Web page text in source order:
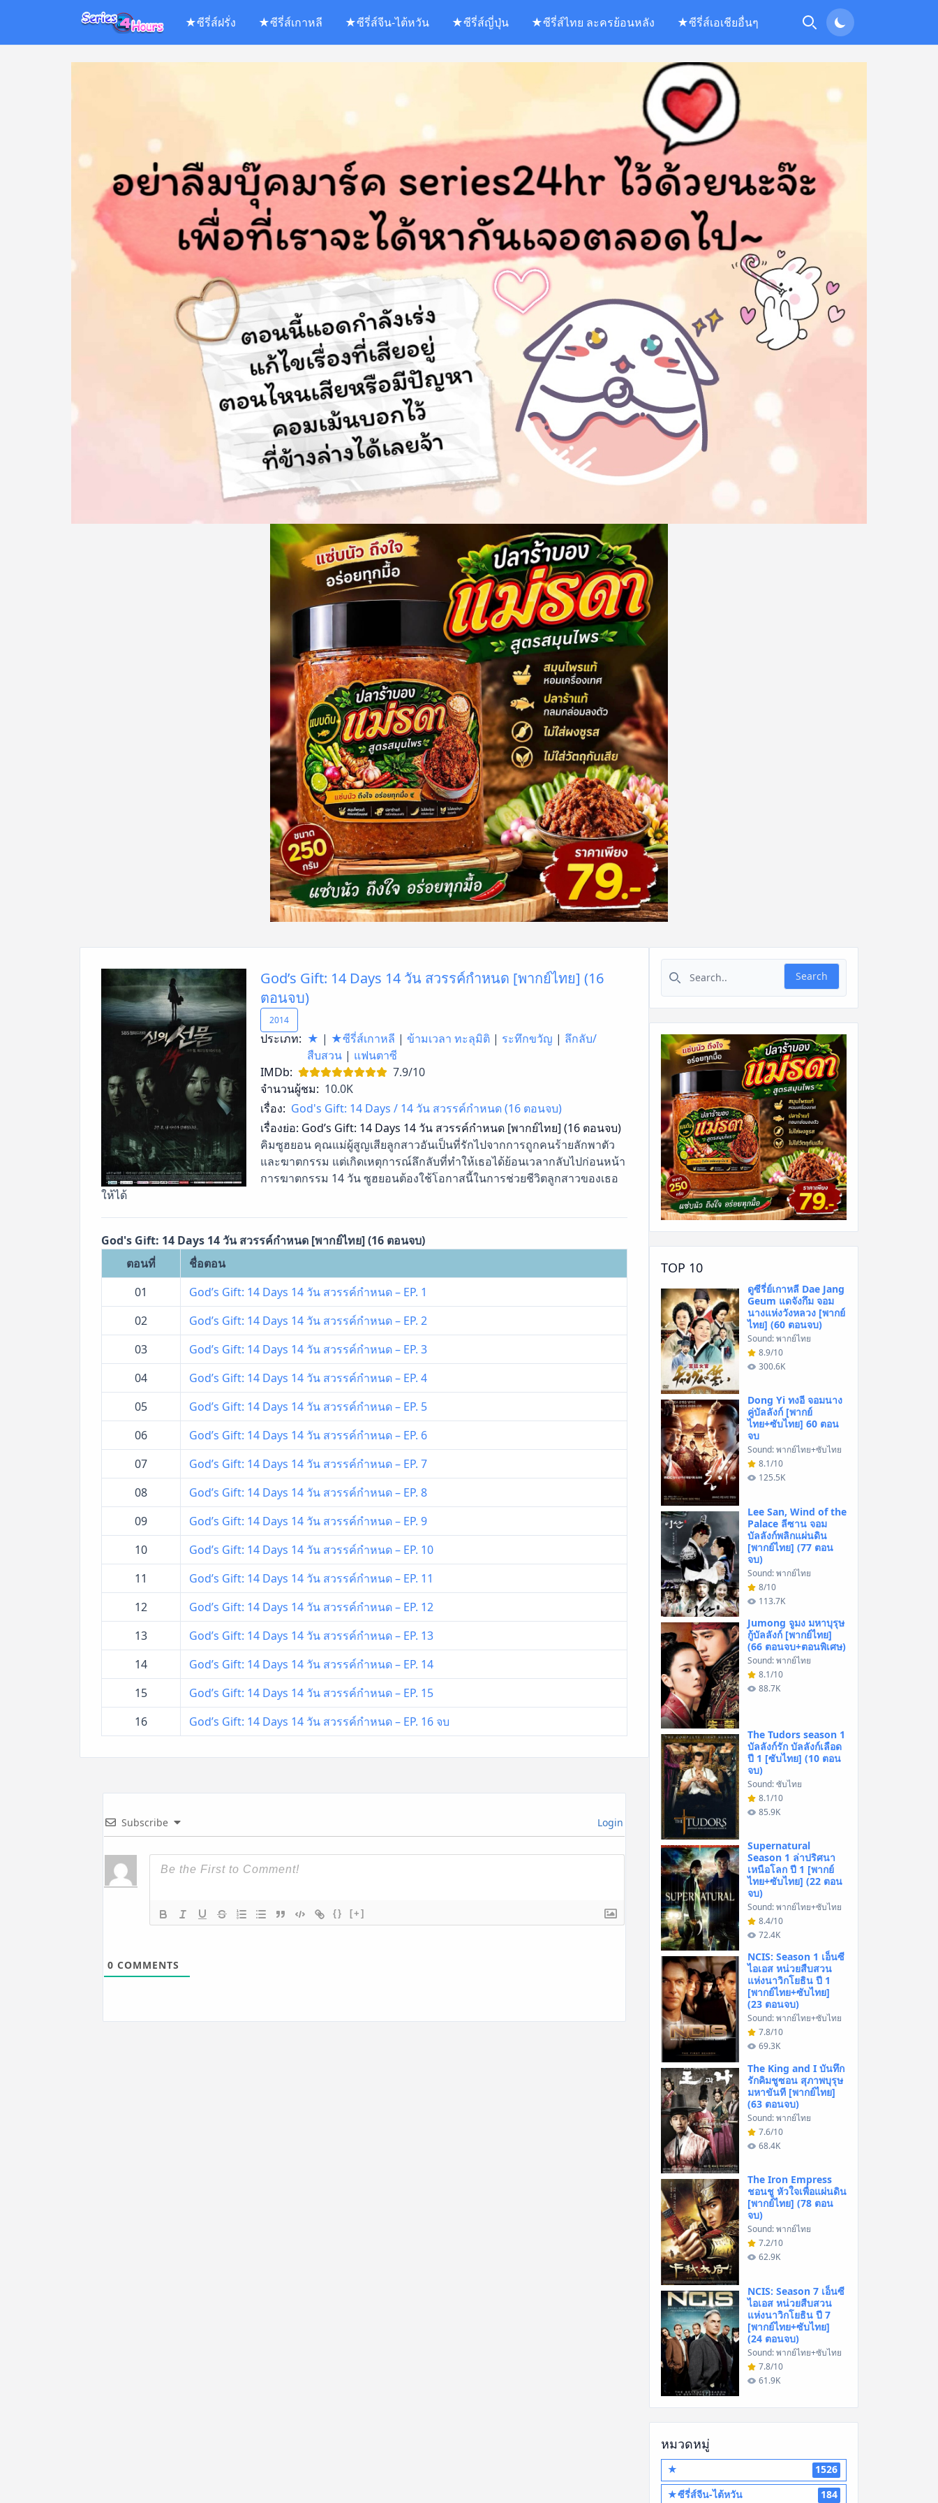
content
Search
★ซีรี่ส์ฝรั่ง ★ซีรี่ส์เกาหลี ★ซีรี่ส์จีน-ไต้หวัน ★ซีรี่ส์ญี่ปุ่น ★ซีรี่ส์ไทย ละครย้อนหลัง ★ซีรี่ส์เอเชียอื่นๆ
God’s Gift: 14 Days 14 วัน สวรรค์กำหนด [พากย์ไทย] (16
ตอนจบ)
2014
ประเภท: ★ | ★ซีรี่ส์เกาหลี | ข้ามเวลา ทะลุมิติ | ระทึกขวัญ | ลึกลับ/
สืบสวน | แฟนตาซี
IMDb:
7.9/10
จำนวนผู้ชม: 10.0K
เรื่อง: God's Gift: 14 Days / 14 วัน สวรรค์กำหนด (16 ตอนจบ)
เรื่องย่อ: God’s Gift: 14 Days 14 วัน สวรรค์กำหนด [พากย์ไทย] (16 ตอนจบ)
คิมซูฮยอน คุณแม่ผู้สูญเสียลูกสาวอันเป็นที่รักไปจากการถูกคนร้ายลักพาตัว
และฆาตกรรม แต่เกิดเหตุการณ์ลึกลับที่ทำให้เธอได้ย้อนเวลากลับไปก่อนหน้า
การฆาตกรรม 14 วัน ซูฮยอนต้องใช้โอกาสนี้ในการช่วยชีวิตลูกสาวของเธอ
ให้ได้
God's Gift: 14 Days 14 วัน สวรรค์กำหนด [พากย์ไทย] (16 ตอนจบ)
ตอนที่
ชื่อตอน
01
God’s Gift: 14 Days 14 วัน สวรรค์กำหนด – EP. 1
02
God’s Gift: 14 Days 14 วัน สวรรค์กำหนด – EP. 2
03
God’s Gift: 14 Days 14 วัน สวรรค์กำหนด – EP. 3
04
God’s Gift: 14 Days 14 วัน สวรรค์กำหนด – EP. 4
05
God’s Gift: 14 Days 14 วัน สวรรค์กำหนด – EP. 5
06
God’s Gift: 14 Days 14 วัน สวรรค์กำหนด – EP. 6
07
God’s Gift: 14 Days 14 วัน สวรรค์กำหนด – EP. 7
08
God’s Gift: 14 Days 14 วัน สวรรค์กำหนด – EP. 8
09
God’s Gift: 14 Days 14 วัน สวรรค์กำหนด – EP. 9
10
God’s Gift: 14 Days 14 วัน สวรรค์กำหนด – EP. 10
11
God’s Gift: 14 Days 14 วัน สวรรค์กำหนด – EP. 11
12
God’s Gift: 14 Days 14 วัน สวรรค์กำหนด – EP. 12
13
God’s Gift: 14 Days 14 วัน สวรรค์กำหนด – EP. 13
14
God’s Gift: 14 Days 14 วัน สวรรค์กำหนด – EP. 14
15
God’s Gift: 14 Days 14 วัน สวรรค์กำหนด – EP. 15
16
God’s Gift: 14 Days 14 วัน สวรรค์กำหนด – EP. 16 จบ
Subscribe Login
{} [+]
0 COMMENTS
Search for:
Search
TOP 10
ดูซีรี่ย์เกาหลี Dae Jang
Geum แดจังกึม จอม
นางแห่งวังหลวง [พากย์
ไทย] (60 ตอนจบ)
Sound: พากย์ไทย
8.9/10
300.6K
Dong Yi ทงอี จอมนาง
คู่บัลลังก์ [พากย์
ไทย+ซับไทย] 60 ตอน
จบ
Sound: พากย์ไทย+ซับไทย
8.1/10
125.5K
Lee San, Wind of the
Palace ลีซาน จอม
บัลลังก์พลิกแผ่นดิน
[พากย์ไทย] (77 ตอน
จบ)
Sound: พากย์ไทย
8/10
113.7K
Jumong จูมง มหาบุรุษ
กู้บัลลังก์ [พากย์ไทย]
(66 ตอนจบ+ตอนพิเศษ)
Sound: พากย์ไทย
8.1/10
88.7K
The Tudors season 1
บัลลังก์รัก บัลลังก์เลือด
ปี 1 [ซับไทย] (10 ตอน
จบ)
Sound: ซับไทย
8.1/10
85.9K
Supernatural
Season 1 ล่าปริศนา
เหนือโลก ปี 1 [พากย์
ไทย+ซับไทย] (22 ตอน
จบ)
Sound: พากย์ไทย+ซับไทย
8.4/10
72.4K
NCIS: Season 1 เอ็นซี
ไอเอส หน่วยสืบสวน
แห่งนาวิกโยธิน ปี 1
[พากย์ไทย+ซับไทย]
(23 ตอนจบ)
Sound: พากย์ไทย+ซับไทย
7.8/10
69.3K
The King and I บันทึก
รักคิมชูซอน สุภาพบุรุษ
มหาขันที [พากย์ไทย]
(63 ตอนจบ)
Sound: พากย์ไทย
7.6/10
68.4K
The Iron Empress
ชอนชู หัวใจเพื่อแผ่นดิน
[พากย์ไทย] (78 ตอน
จบ)
Sound: พากย์ไทย
7.2/10
62.9K
NCIS: Season 7 เอ็นซี
ไอเอส หน่วยสืบสวน
แห่งนาวิกโยธิน ปี 7
[พากย์ไทย+ซับไทย]
(24 ตอนจบ)
Sound: พากย์ไทย+ซับไทย
7.8/10
61.9K
หมวดหมู่
★
1526
★ซีรี่ส์จีน-ไต้หวัน
184